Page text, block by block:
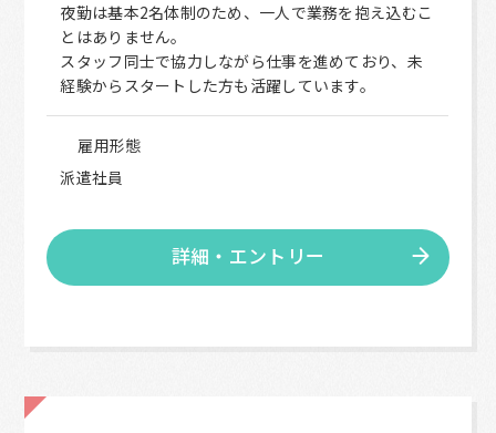
夜勤は基本2名体制のため、一人で業務を抱え込むこ
とはありません。
スタッフ同士で協力しながら仕事を進めており、未
経験からスタートした方も活躍しています。
雇用形態
派遣社員
詳細・エントリー